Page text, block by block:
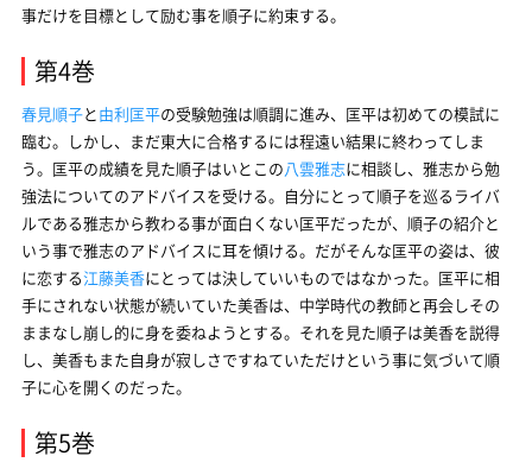
事だけを目標として励む事を順子に約束する。
第4巻
春見順子と 由利匡平の受験勉強は順調に進み、匡平は初めての模試に
臨む。しかし、まだ東大に合格するには程遠い結果に終わってしま
う。匡平の成績を見た順子はいとこの八雲雅志に相談し、雅志から勉
強法についてのアドバイスを受ける。自分にとって順子を巡るライバ
ルである雅志から教わる事が面白くない匡平だったが、順子の紹介と
いう事で雅志のアドバイスに耳を傾ける。だがそんな匡平の姿は、彼
に恋する江藤美香にとっては決していいものではなかった。匡平に相
手にされない状態が続いていた美香は、中学時代の教師と再会しその
ままなし崩し的に身を委ねようとする。それを見た順子は美香を説得
し、美香もまた自身が寂しさですねていただけという事に気づいて順
子に心を開くのだった。
第5巻